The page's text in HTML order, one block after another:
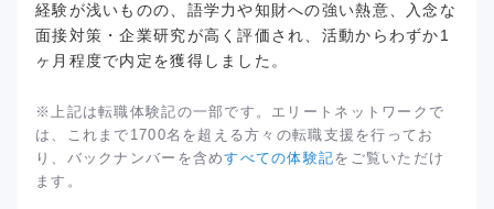
経験が浅いものの、語学力や知財への強い熱意、入念な
面接対策・企業研究が高く評価され、活動からわずか1
ヶ月程度で内定を獲得しました。
※上記は転職体験記の一部です。エリートネットワークで
は、これまで1700名を超える方々の転職支援を行ってお
り、バックナンバーを含めすべての体験記をご覧いただけ
ます。